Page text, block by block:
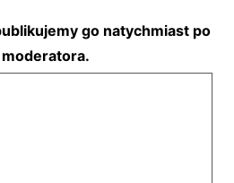
go natychmiast po